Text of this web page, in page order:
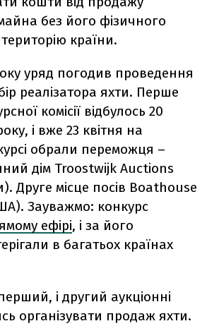
без його фізичного
країни.
уряд погодив проведення
реалізатора яхти. Перше
комісії відбулось 20
і вже 23 квітня на
обрали переможця –
дім Troostwijk Auctions
Друге місце посів Boathouse
Зауважмо: конкурс
ефірі, і за його
в багатьох країнах
і другий аукціонні
організувати продаж яхти.